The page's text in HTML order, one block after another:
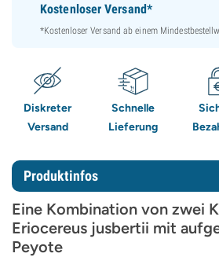
Kostenloser Versand*
*Kostenloser Versand ab einem
Diskreter
Versand
Schnelle
Lieferung
Produktinfos
Eine Kombination von zwei
Eriocereus jusbertii mit
Peyote